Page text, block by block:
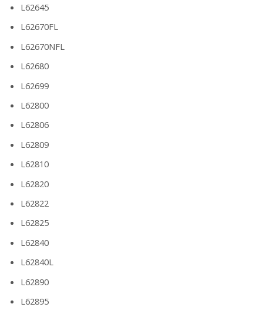
L62645
L62670FL
L62670NFL
L62680
L62699
L62800
L62806
L62809
L62810
L62820
L62822
L62825
L62840
L62840L
L62890
L62895